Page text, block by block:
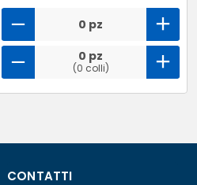
0 pz
0 pz
(0 colli)
CONTATTI